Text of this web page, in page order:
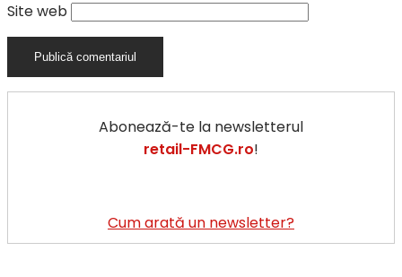
Site web
Abonează-te la newsletterul
retail-FMCG.ro!
Cum arată un newsletter?